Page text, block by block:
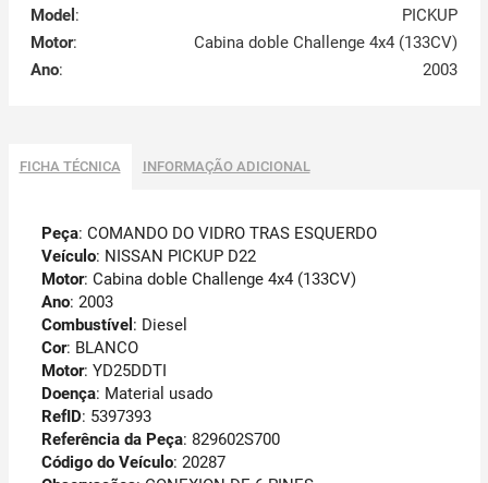
Model :
PICKUP
Motor:
Cabina doble Challenge 4x4 (133CV)
Ano: 2003
FICHA TÉCNICA INFORMAÇÃO ADICIONAL
Peça: COMANDO DO VIDRO TRAS ESQUERDO
Veículo: NISSAN PICKUP D22
Motor: Cabina doble Challenge 4x4 (133CV)
Ano: 2003
Combustível : Diesel
Cor: BLANCO
Motor: YD25DDTI
Doença: Material usado
RefID: 5397393
Referência da Peça: 829602S700
Código do Veículo: 20287